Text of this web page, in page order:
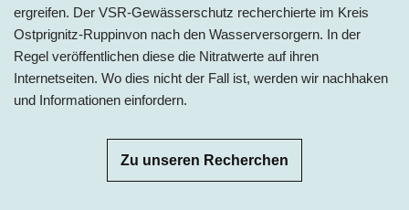
ergreifen. Der VSR-Gewässerschutz recherchierte im Kreis
Ostprignitz-Ruppinvon nach den Wasserversorgern. In der
Regel veröffentlichen diese die Nitratwerte auf ihren
Internetseiten. Wo dies nicht der Fall ist, werden wir nachhaken
und Informationen einfordern.
Zu unseren Recherchen